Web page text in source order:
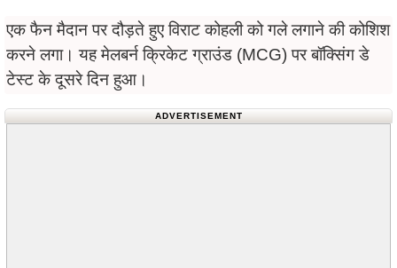
एक फैन मैदान पर दौड़ते हुए विराट कोहली को गले लगाने की कोशिश
करने लगा। यह मेलबर्न क्रिकेट ग्राउंड (MCG) पर बॉक्सिंग डे
टेस्ट के दूसरे दिन हुआ।
ADVERTISEMENT